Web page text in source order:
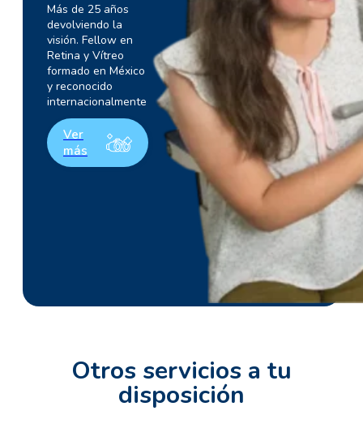
Más de 25 años
devolviendo la
visión. Fellow en
Retina y Vítreo
formado en México
y reconocido
internacionalmente
Ver
más
Otros servicios a tu
disposición